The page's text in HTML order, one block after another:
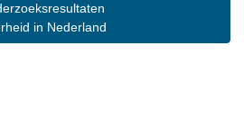
in Nederland